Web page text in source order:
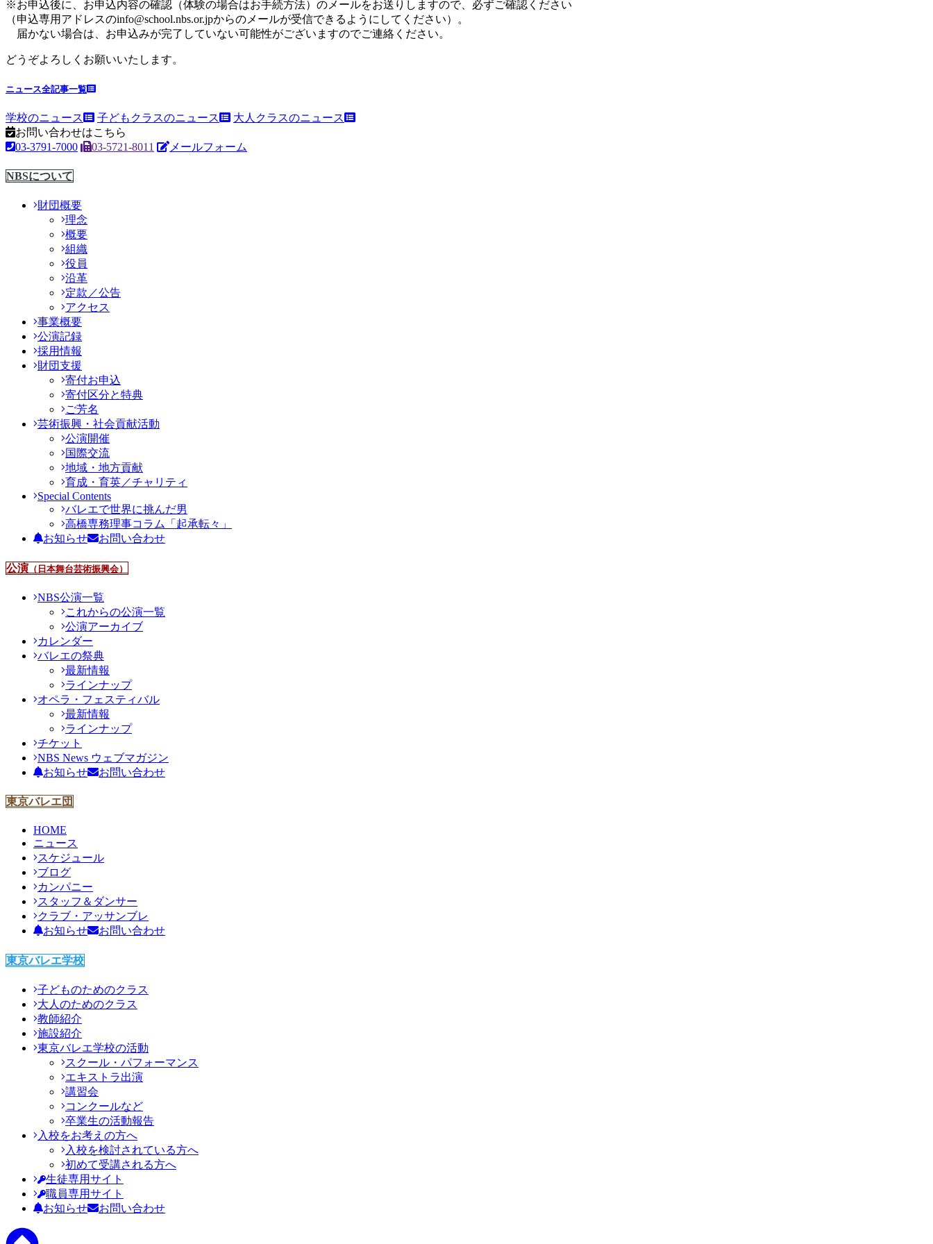
※お申込後に、お申込内容の確認（体験の場合はお手続方法）のメールをお送りしますので、必ずご確認ください
（申込専用アドレスのinfo@school.nbs.or.jpからのメールが受信できるようにしてください）。
届かない場合は、お申込みが完了していない可能性がございますのでご連絡ください。
どうぞよろしくお願いいたします。
ニュース全記事一覧
学校のニュース 子どもクラスのニュース
大人クラスのニュース
お問い合わせはこちら
03-3791-7000
03-5721-8011 メールフォーム
NBSについて
財団概要
理念
概要
組織
役員
沿革
定款／公告
アクセス
事業概要
公演記録
採用情報
財団支援
寄付お申込
寄付区分と特典
ご芳名
芸術振興・社会貢献活動
公演開催
国際交流
地域・地方貢献
育成・育英／チャリティ
Special Contents
バレエで世界に挑んだ男
高橋専務理事コラム「起承転々」
お知らせ
お問い合わせ
公演 （日本舞台芸術振興会）
NBS公演一覧
これからの公演一覧
公演アーカイブ
カレンダー
バレエの祭典
最新情報
ラインナップ
オペラ・フェスティバル
最新情報
ラインナップ
チケット
NBS News ウェブマガジン
お知らせ
お問い合わせ
東京バレエ団
HOME
ニュース
スケジュール
ブログ
カンパニー
スタッフ＆ダンサー
クラブ・アッサンブレ
お知らせ
お問い合わせ
東京バレエ学校
子どものためのクラス
大人のためのクラス
教師紹介
施設紹介
東京バレエ学校の活動
スクール・パフォーマンス
エキストラ出演
講習会
コンクールなど
卒業生の活動報告
入校をお考えの方へ
入校を検討されている方へ
初めて受講される方へ
生徒専用サイト
職員専用サイト
お知らせ
お問い合わせ